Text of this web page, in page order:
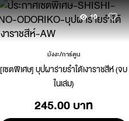
10
มังงะ/การ์ตูน
[เซตพิเศษ] บุปผาร่ายรำใต้เงาราชสีห์ (จบ
ในเล่ม)
245.00 บาท